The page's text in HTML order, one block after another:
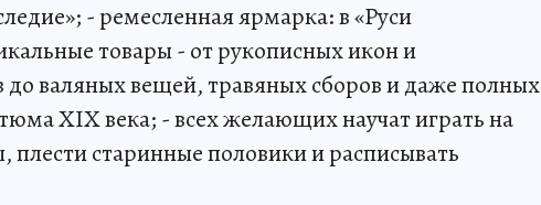
- ремесленная ярмарка: в «Руси
товары - от рукописных икон и
валяных вещей, травяных сборов и даже полных
XIX века; - всех желающих научат играть на
плести старинные половики и расписывать